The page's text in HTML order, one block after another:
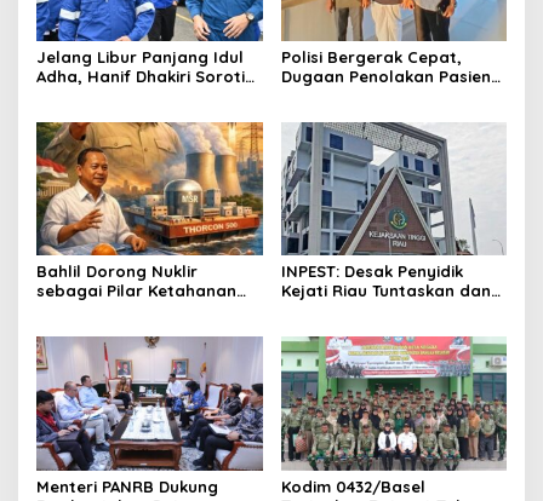
Jelang Libur Panjang Idul
Adha, Hanif Dhakiri Soroti
Polisi Bergerak Cepat,
Dugaan Penolakan Pasien
Bahlil Dorong Nuklir
sebagai Pilar Ketahanan
INPEST: Desak Penyidik
Kejati Riau Tuntaskan dan
Menteri PANRB Dukung
Kodim 0432/Basel